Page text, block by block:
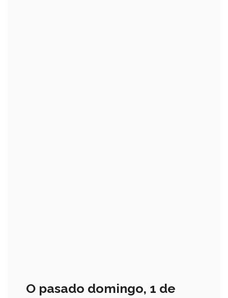
O pasado domingo, 1 de